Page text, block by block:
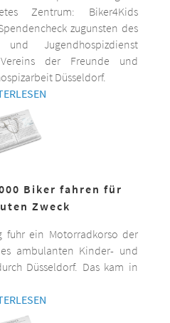
Zentrum: Biker4Kids
zugunsten des
Jugendhospizdienst
der Freunde und
Düsseldorf.
Biker fahren für
Zweck
fuhr ein Motorradkorso der
ambulanten Kinder- und
Düsseldorf. Das kam in